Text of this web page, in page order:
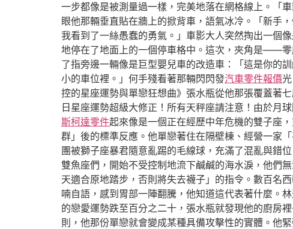
一步都像是被測量過一樣，完美地落在網格線上。「
眼他那輛垂直貼在牆上的掀背車，語氣冰冷。「新
我看到了一絲愚蠢的勇氣。」車影大人突然掏出一個
地停在了地面上的一個停車格中。這次，夾角是——
了指旁邊一輛像是巨型嬰兒車的改造車：「這是你的
小的車位裡。」何手殘看著那輛閃閃發汽車零件報價
控的星座運勢與單戀狂想曲》張水瓶從他那張覆蓋著
日星座運勢超級大修正！所有天秤座請注意！由於月
斯柯達零件起來像是一個正在經歷中年危機的雙子座
群」後的標準反應。他單戀著住在隔壁棟、經營一家
團被獅子座暴君隨意亂踢的毛線球，充滿了混亂與錯
雙魚座們，開始不受控制地流下鹹鹹的海水淚，他們
天適合原地踏步，否則將失去襪子」的指令。數百名
喃自語，感到胃部一陣翻騰，他知道這代表著什麼。
的戀愛運勢跌至百分之二十，張水瓶就發現他的廚房
則，他那份單戀就會變成某種具備攻擊性的實體。他